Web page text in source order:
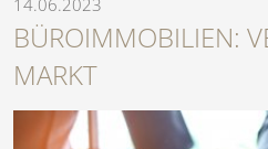
14.06.2023
BÜROIMMOBILIEN:
MARKT